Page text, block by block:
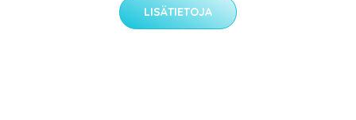
LISÄTIETOJA